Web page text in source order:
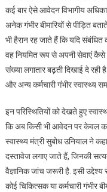
कई बार ऐसे आवेदन विभागीय
अनेक गंभीर बीमारियों से पीड़ित
भी हैरान रह जाते हैं कि यदि संबंधित
वह नियमित रूप से अपनी सेवाएं कैसे
संख्या लगातार बढ़ती दिखाई दे रही
और अन्य कर्मचारी गंभीर स्वास्थ्य
इन परिस्थितियों को देखते हुए
कि अब किसी भी आवेदन पर केवल
स्वास्थ्य मंत्री सुबोध उनियाल ने
दस्तावेज लगाए जाते हैं, जिनकी
वैज्ञानिक जांच जरूरी है. इसी
कोई चिकित्सक या कर्मचारी गंभीर